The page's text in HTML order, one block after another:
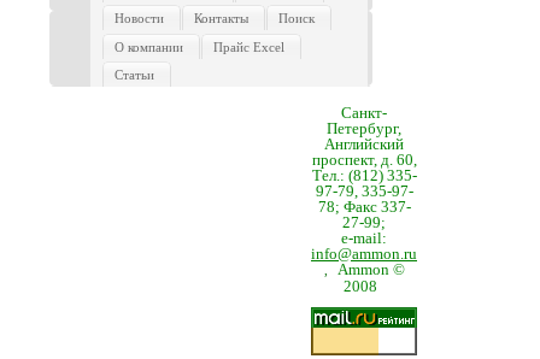
Новости
Контакты
Поиск
О компании
Прайс Excel
Статьи
Санкт-
Петербург,
Английский
проспект, д. 60,
Тел.: (812) 335-
97-79, 335-97-
78; Факс 337-
27-99;
e-mail:
info@ammon.ru
Ammon ©
2008